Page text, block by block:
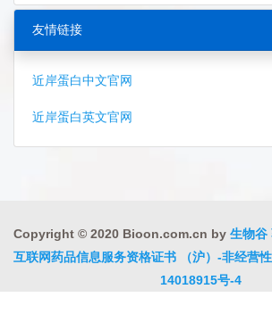
友情链接
近岸蛋白中文官网
近岸蛋白英文官网
Copyright © 2020 Bioon.com.cn by 生物谷
互联网药品信息服务资格证书 （沪）-非经营
14018915号-4